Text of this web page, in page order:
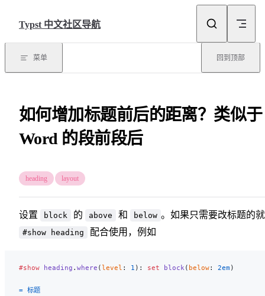
Typst 中文社区导航
菜单 回到顶部
如何增加标题前后的距离？类似于
Word 的段前段后
heading layout
设置 block 的 above 和 below 。如果只需要改标题的
#show heading 配合使用，例如
#show heading . where (level : 1 ): set block( below: 2em)
= 标题